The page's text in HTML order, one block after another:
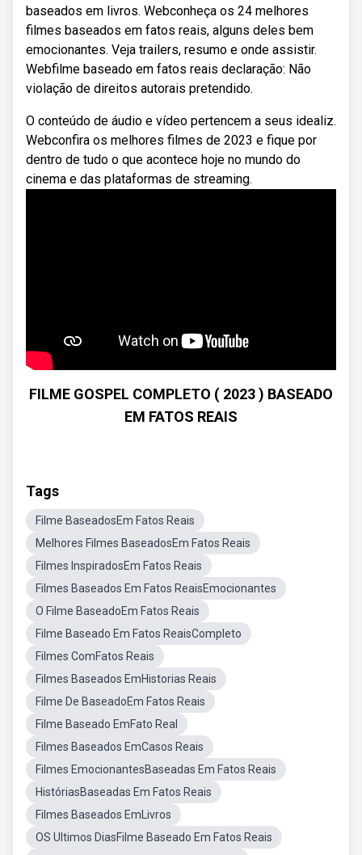
baseados em livros. Webconheça os 24 melhores
filmes baseados em fatos reais, alguns deles bem
emocionantes. Veja trailers, resumo e onde assistir.
Webfilme baseado em fatos reais declaração: Não
violação de direitos autorais pretendido.
O conteúdo de áudio e vídeo pertencem a seus idealiz.
Webconfira os melhores filmes de 2023 e fique por
dentro de tudo o que acontece hoje no mundo do
cinema e das plataformas de streaming.
FILME GOSPEL COMPLETO ( 2023 ) BASEADO
EM FATOS REAIS
Tags
Filme BaseadosEm Fatos Reais
Melhores Filmes BaseadosEm Fatos Reais
Filmes InspiradosEm Fatos Reais
Filmes Baseados Em Fatos ReaisEmocionantes
O Filme BaseadoEm Fatos Reais
Filme Baseado Em Fatos ReaisCompleto
Filmes ComFatos Reais
Filmes Baseados EmHistorias Reais
Filme De BaseadoEm Fatos Reais
Filme Baseado EmFato Real
Filmes Baseados EmCasos Reais
Filmes EmocionantesBaseadas Em Fatos Reais
HistóriasBaseadas Em Fatos Reais
Filmes Baseados EmLivros
OS Ultimos DiasFilme Baseado Em Fatos Reais